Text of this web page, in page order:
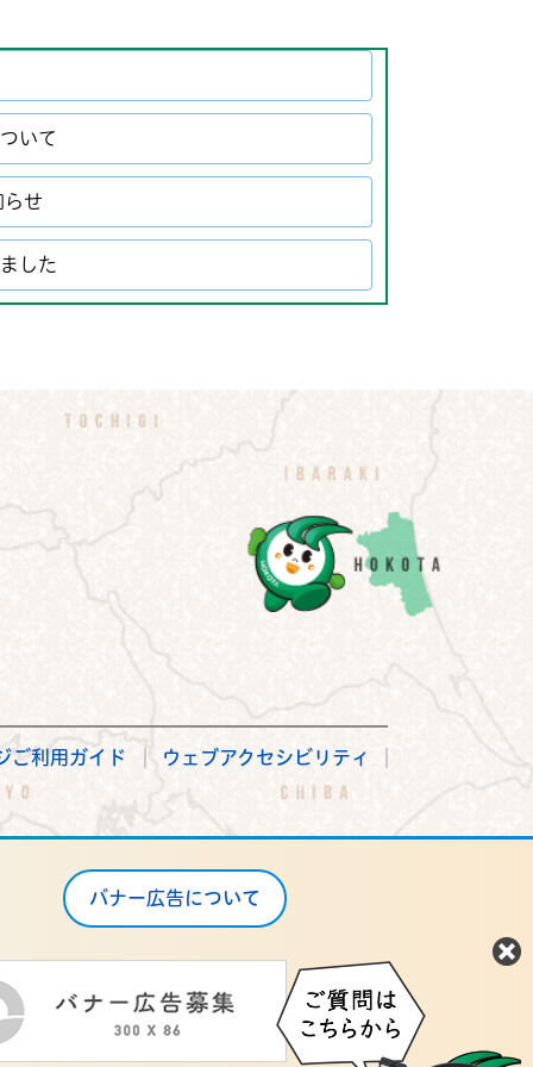
いて
らせ
した
ご利用ガイド ウェブアクセシビリティ
バナー広告について